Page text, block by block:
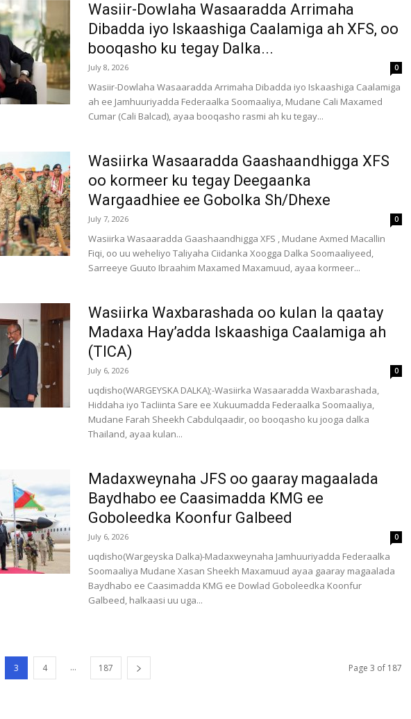
Wasiir-Dowlaha Wasaaradda Arrimaha
Dibadda iyo Iskaashiga Caalamiga ah XFS, oo
booqasho ku tegay Dalka...
July 8, 2026 0
Wasiir-Dowlaha Wasaaradda Arrimaha Dibadda iyo Iskaashiga Caalamiga
ah ee Jamhuuriyadda Federaalka Soomaaliya, Mudane Cali Maxamed
Cumar (Cali Balcad), ayaa booqasho rasmi ah ku tegay...
Wasiirka Wasaaradda Gaashaandhigga XFS
oo kormeer ku tegay Deegaanka
Wargaadhiee ee Gobolka Sh/Dhexe
July 7, 2026 0
Wasiirka Wasaaradda Gaashaandhigga XFS , Mudane Axmed Macallin
Fiqi, oo uu weheliyo Taliyaha Ciidanka Xoogga Dalka Soomaaliyeed,
Sarreeye Guuto Ibraahim Maxamed Maxamuud, ayaa kormeer...
Wasiirka Waxbarashada oo kulan la qaatay
Madaxa Hay’adda Iskaashiga Caalamiga ah
(TICA)
July 6, 2026 0
uqdisho(WARGEYSKA DALKA);-Wasiirka Wasaaradda Waxbarashada,
Hiddaha iyo Tacliinta Sare ee Xukuumadda Federaalka Soomaaliya,
Mudane Farah Sheekh Cabdulqaadir, oo booqasho ku jooga dalka
Thailand, ayaa kulan...
Madaxweynaha JFS oo gaaray magaalada
Baydhabo ee Caasimadda KMG ee
Goboleedka Koonfur Galbeed
July 6, 2026 0
uqdisho(Wargeyska Dalka)-Madaxweynaha Jamhuuriyadda Federaalka
Soomaaliya Mudane Xasan Sheekh Maxamuud ayaa gaaray magaalada
Baydhabo ee Caasimadda KMG ee Dowlad Goboleedka Koonfur
Galbeed, halkaasi uu uga...
3 4 ... 187 Page 3 of 187